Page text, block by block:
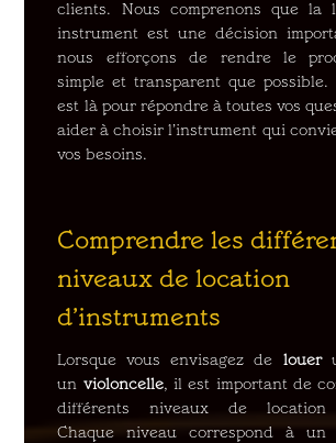
clients. Nous comprenons que la
instrument est une décision
nous efforçons de rendre le
simple et transparent que possible.
est là pour répondre à toutes vos
aider à choisir l’instrument qui
vos besoins.
Comprendre les
niveaux de location
d’instruments
Lorsque vous envisagez de louer
un violoncelle, il est important de
différents niveaux de location
Chaque niveau correspond à un